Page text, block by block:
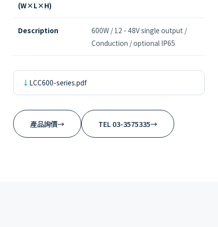
(W×L×H)
Description
600W / 12 - 48V single output /
Conduction / optional IP65
LCC600-series.pdf
產品詢價→ TEL 03-3575335→